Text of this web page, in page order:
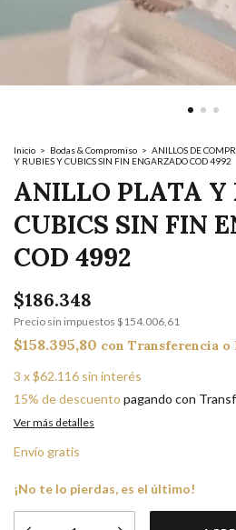
Inicio > Bodas & Compromiso > ANILLOS DE
Y RUBIES Y CUBICS SIN FIN ENGARZADO COD 4992
ANILLO PLATA Y
CUBICS SIN FIN
COD 4992
$186.348
Precio sin impuestos $154.006,61
$158.395,80 con Transferencia o
3 x$62.116 sin interés
15% de descuento pagando con
Ver más detalles
Envío gratis
¡No te lo pierdas, es el último!